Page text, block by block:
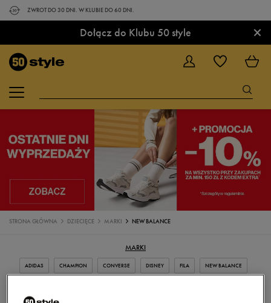
ZWROT DO 30 DNI. W KLUBIE DO 60 DNI.
Dołącz do Klubu 50 style ×
STRONA GŁÓWNA DZIECIĘCE MARKI NEW BALANCE
MARKI
ADIDAS CHAMPION CONVERSE DISNEY FILA NEW BALANCE